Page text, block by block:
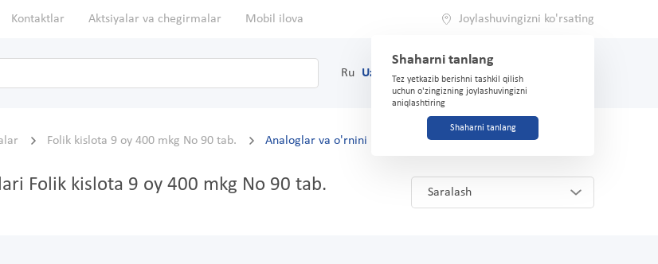
Kontaktlar Aktsiyalar va chegirmalar Mobil ilova Joylashuvingizni ko'rsating
Shaharni tanlang
Tez yetkazib berishni tashkil qilish
uchun o'zingizning joylashuvingizni
aniqlashtiring
Shaharni tanlang
Ru Uz (71) 200-03-03
Folik kislota 9 oy 400 mkg No 90 tab. Analoglar va o'rnini bosuvchilar
Folik kislota 9 oy 400 mkg No 90 tab. Saralash